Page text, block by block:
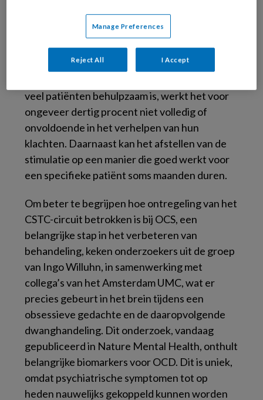
diepe hersenstimulatie (DBS) als
behandelmethode. Hierbij worden elektroden
diep in de hersenen geplaatst om delen van het
CSTC-circuit elektrisch te stimuleren en zo
veel patiënten behulpzaam is, werkt het voor
ongeveer dertig procent niet volledig of
onvoldoende in het verhelpen van hun
klachten. Daarnaast kan het afstellen van de
stimulatie op een manier die goed werkt voor
een specifieke patiënt soms maanden duren.
Om beter te begrijpen hoe ontregeling van het
CSTC-circuit betrokken is bij OCS, een
belangrijke stap in het verbeteren van
behandeling, keken onderzoekers uit de groep
van Ingo Willuhn, in samenwerking met
collega’s van het Amsterdam UMC, wat er
precies gebeurt in het brein tijdens een
obsessieve gedachte en de daaropvolgende
dwanghandeling. Dit onderzoek, vandaag
gepubliceerd in Nature Mental Health, onthult
belangrijke biomarkers voor OCD. Dit is uniek,
omdat psychiatrische symptomen tot op
heden nauwelijks gekoppeld kunnen worden
Manage Preferences
Reject All I Accept